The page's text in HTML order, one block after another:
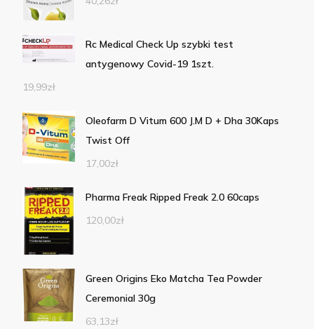
Rc Medical Check Up szybki test
antygenowy Covid-19 1szt.
19,99zł
Oleofarm D Vitum 600 J.M D + Dha 30Kaps
Twist Off
17,00zł
Pharma Freak Ripped Freak 2.0 60caps
120,00zł
Green Origins Eko Matcha Tea Powder
Ceremonial 30g
63,13zł